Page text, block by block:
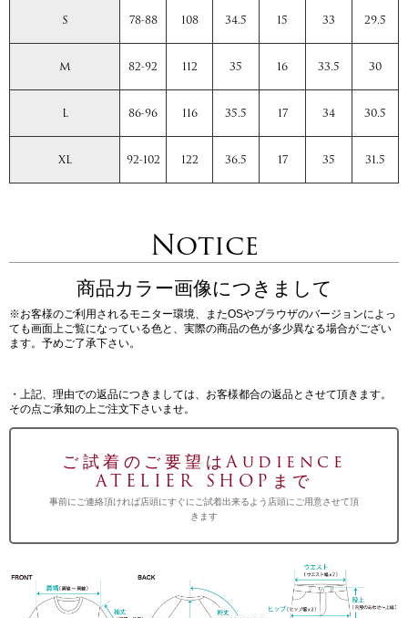
S 78-88 108 34.5 15 33 29.5
M 82-92 112 35 16 33.5 30
L 86-96 116 35.5 17 34 30.5
XL 92-102 122 36.5 17 35 31.5
Notice
商品カラー画像につきまして
※お客様のご利用されるモニター環境、またOSやブラウザのバージョンによっ
ても画面上ご覧になっている色と、実際の商品の色が多少異なる場合がござい
ます。予めご了承下さい。
・上記、理由での返品につきましては、お客様都合の返品とさせて頂きます。
その点ご承知の上ご注文下さいませ。
ご試着のご要望はAudience
ATELIER SHOPまで
事前にご連絡頂ければ店頭にすぐにご試着出来るよう店頭にご用意させて頂
きます